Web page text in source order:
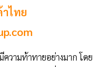
ไทย
วามท้าทายอย่างมาก โดย